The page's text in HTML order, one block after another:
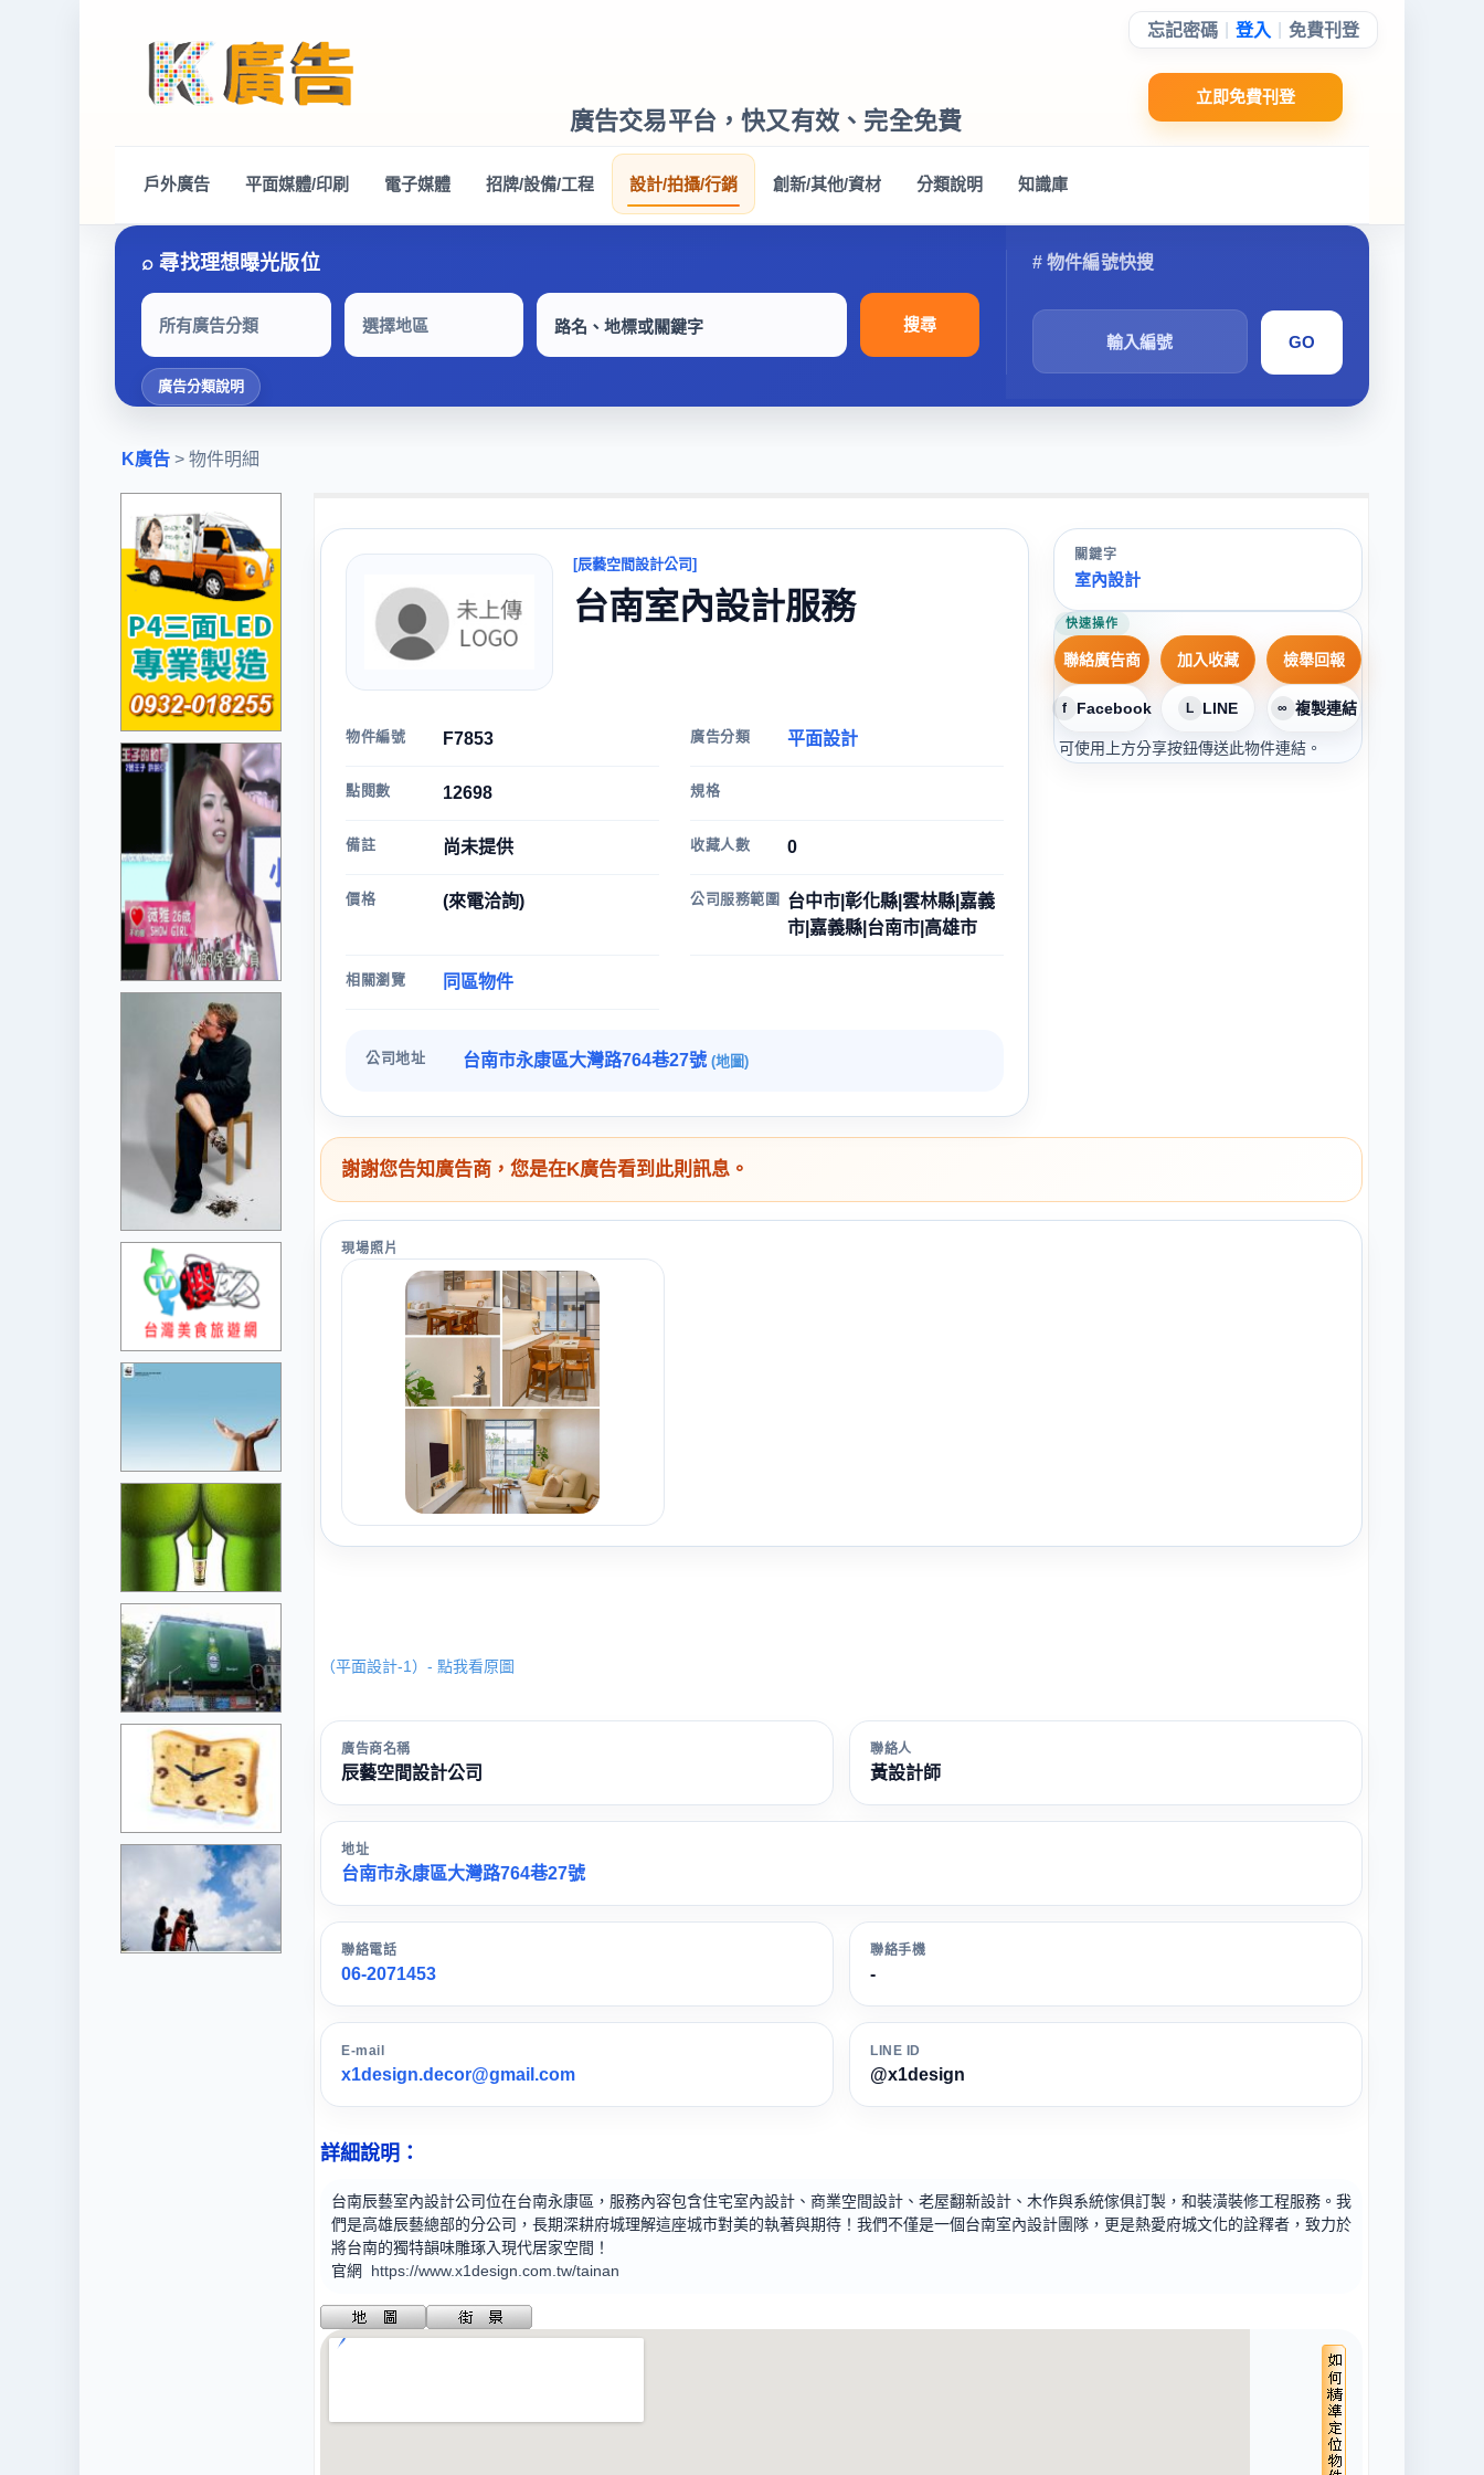
廣告交易平台，快又有效、完全免費
立即免費刊登
忘記密碼 登入 免費刊登
戶外廣告 平面媒體/印刷 電子媒體 招牌/設備/工程 設計/拍攝/行銷 創新/其他/資材 分類說明 知識庫
所有廣告分類 選擇地區 搜尋
廣告分類說明
尋
K廣告 > 物件明細
[辰藝空間設計公司]
台南室內設計服務
物件編號 F7853 廣告分類 平面設計
點閱數 12698 規格
備註 尚未提供 收藏人數 0
價格 (來電洽詢) 公司服務範圍
台中市|彰化縣|雲林縣|嘉義
市|嘉義縣|台南市|高雄市
相關瀏覽 同區物件
公司地址 台南市永康區大灣路764巷27號 (地圖)
關鍵字
室內設計
快速操作
聯絡廣告商 加入收藏 檢舉回報
f Facebook L LINE ∞ 複製連結
可使用上方分享按鈕傳送此物件連結。
謝謝您告知廣告商，您是在K廣告看到此則訊息。
現場照片
（平面設計-1）- 點我看原圖
廣告商名稱
辰藝空間設計公司
聯絡人
黃設計師
地址
台南市永康區大灣路764巷27號
聯絡電話
06-2071453
聯絡手機
-
E-mail
x1design.decor@gmail.com
LINE ID
@x1design
詳細說明：
台南辰藝室內設計公司位在台南永康區，服務內容包含住宅室內設計、商業空間設計、老屋翻新設計、木作與系統傢俱訂製，和裝潢裝修工程服務。我
們是高雄辰藝總部的分公司，長期深耕府城理解這座城市對美的執著與期待！我們不僅是一個台南室內設計團隊，更是熱愛府城文化的詮釋者，致力於
將台南的獨特韻味雕琢入現代居家空間！
官網 https://www.x1design.com.tw/tainan